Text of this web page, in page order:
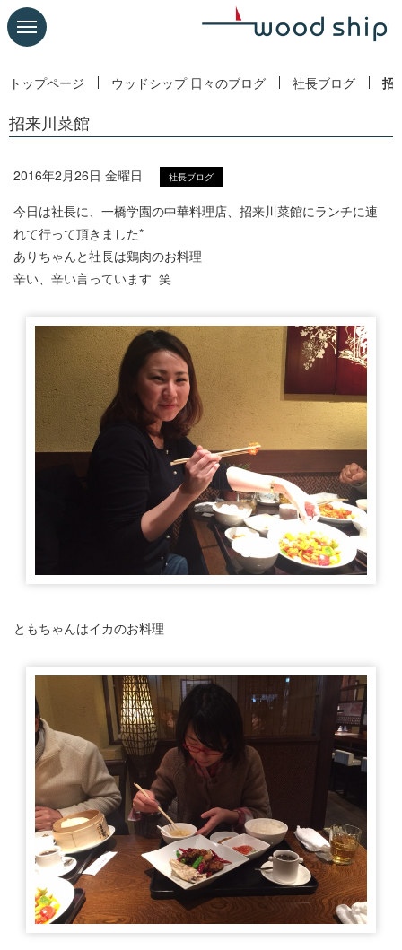
トップページ ウッドシップ 日々のブログ 社長ブログ 招
招来川菜館
2016年2月26日 金曜日 社長ブログ
今日は社長に、一橋学園の中華料理店、招来川菜館にランチに連
れて行って頂きました*
ありちゃんと社長は鶏肉のお料理
辛い、辛い言っています 笑
ともちゃんはイカのお料理